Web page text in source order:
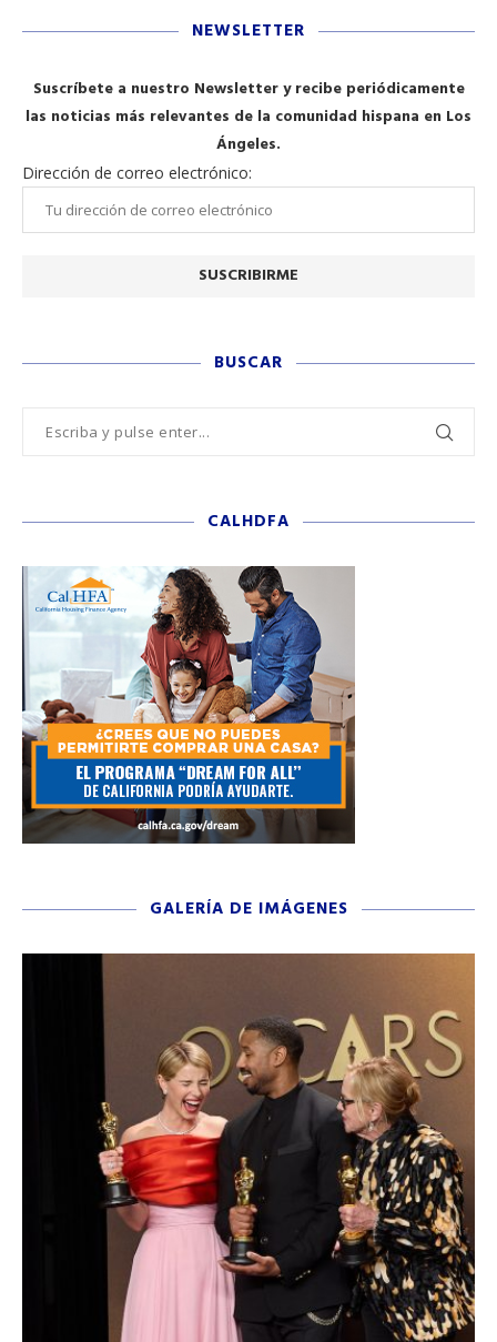
NEWSLETTER
Suscríbete a nuestro Newsletter y recibe periódicamente
las noticias más relevantes de la comunidad hispana en Los
Ángeles.
Dirección de correo electrónico:
BUSCAR
CALHDFA
GALERÍA DE IMÁGENES